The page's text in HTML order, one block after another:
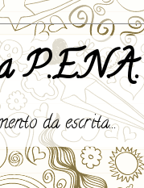
P.E.N.A.
da escrita...